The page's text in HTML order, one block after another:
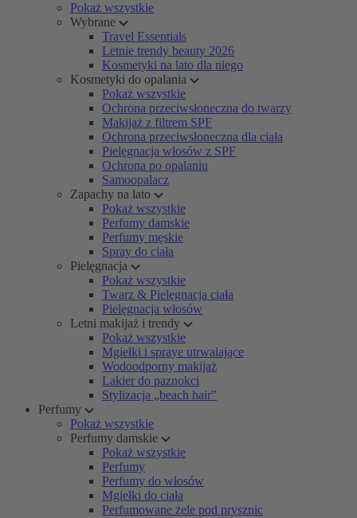
Pokaż wszystkie
Wybrane
Travel Essentials
Letnie trendy beauty 2026
Kosmetyki na lato dla niego
Kosmetyki do opalania
Pokaż wszystkie
Ochrona przeciwsłoneczna do twarzy
Makijaż z filtrem SPF
Ochrona przeciwsłoneczna dla ciała
Pielęgnacja włosów z SPF
Ochrona po opalaniu
Samoopalacz
Zapachy na lato
Pokaż wszystkie
Perfumy damskie
Perfumy męskie
Spray do ciała
Pielęgnacja
Pokaż wszystkie
Twarz & Pielęgnacja ciała
Pielęgnacja włosów
Letni makijaż i trendy
Pokaż wszystkie
Mgiełki i spraye utrwalające
Wodoodporny makijaż
Lakier do paznokci
Stylizacja „beach hair”
Perfumy
Pokaż wszystkie
Perfumy damskie
Pokaż wszystkie
Perfumy
Perfumy do włosów
Mgiełki do ciała
Perfumowane żele pod prysznic